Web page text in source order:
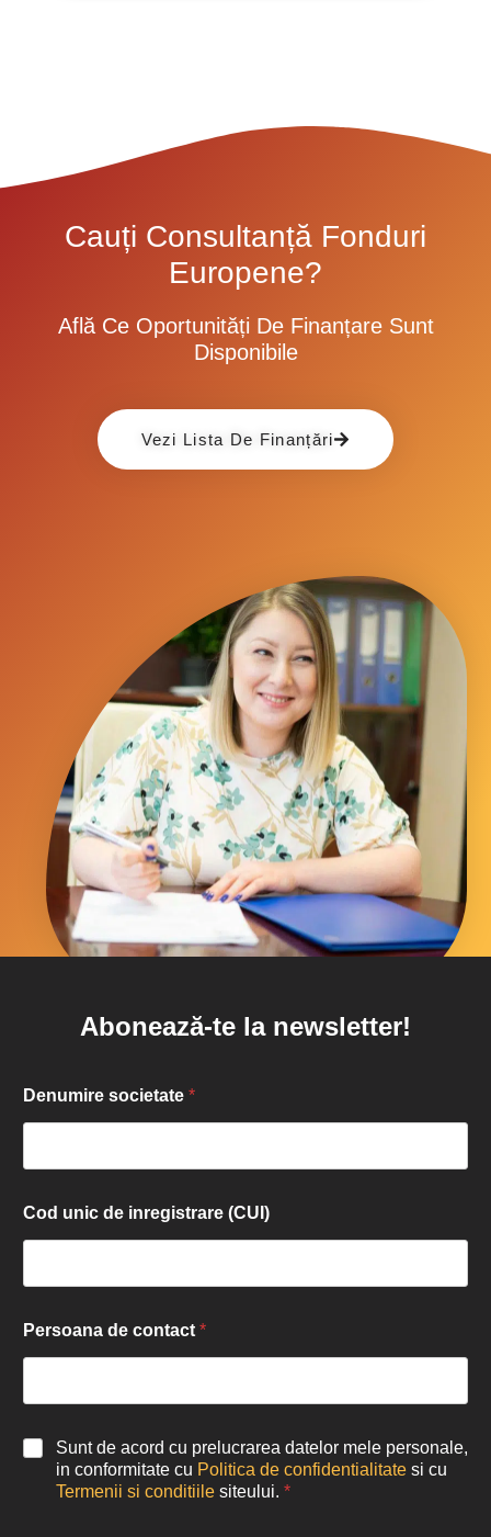
Cauți Consultanță Fonduri
Europene?
Află Ce Oportunități De Finanțare Sunt
Disponibile
Vezi Lista De Finanțări
Abonează-te la newsletter!
Denumire societate *
Cod unic de inregistrare (CUI)
Persoana de contact *
Sunt de acord cu prelucrarea datelor mele personale,
in conformitate cu Politica de confidentialitate si cu
Termenii si conditiile siteului. *